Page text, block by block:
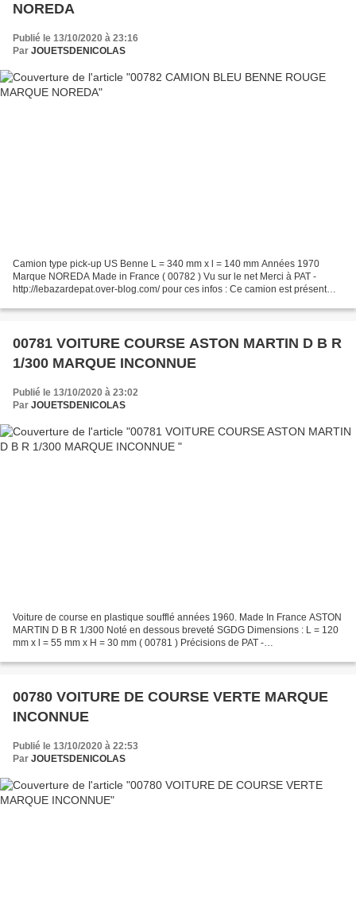
NOREDA
Publié le 13/10/2020 à 23:16
Par JOUETSDENICOLAS
Camion type pick-up US Benne L = 340 mm x l = 140 mm Années 1970
Marque NOREDA Made in France ( 00782 ) Vu sur le net Merci à PAT -
http://lebazardepat.over-blog.com/ pour ces infos : Ce camion est présent
00781 VOITURE COURSE ASTON MARTIN D B R
1/300 MARQUE INCONNUE
Publié le 13/10/2020 à 23:02
Par JOUETSDENICOLAS
Voiture de course en plastique soufflé années 1960. Made In France ASTON
MARTIN D B R 1/300 Noté en dessous breveté SGDG Dimensions : L = 120
mm x l = 55 mm x H = 30 mm ( 00781 ) Précisions de PAT -
00780 VOITURE DE COURSE VERTE MARQUE
INCONNUE
Publié le 13/10/2020 à 22:53
Par JOUETSDENICOLAS